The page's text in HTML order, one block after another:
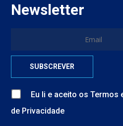
Newsletter
Eu li e aceito osTermos
de Privacidade